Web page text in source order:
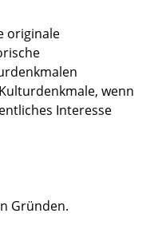
originale
wenn
Interesse
Gründen.